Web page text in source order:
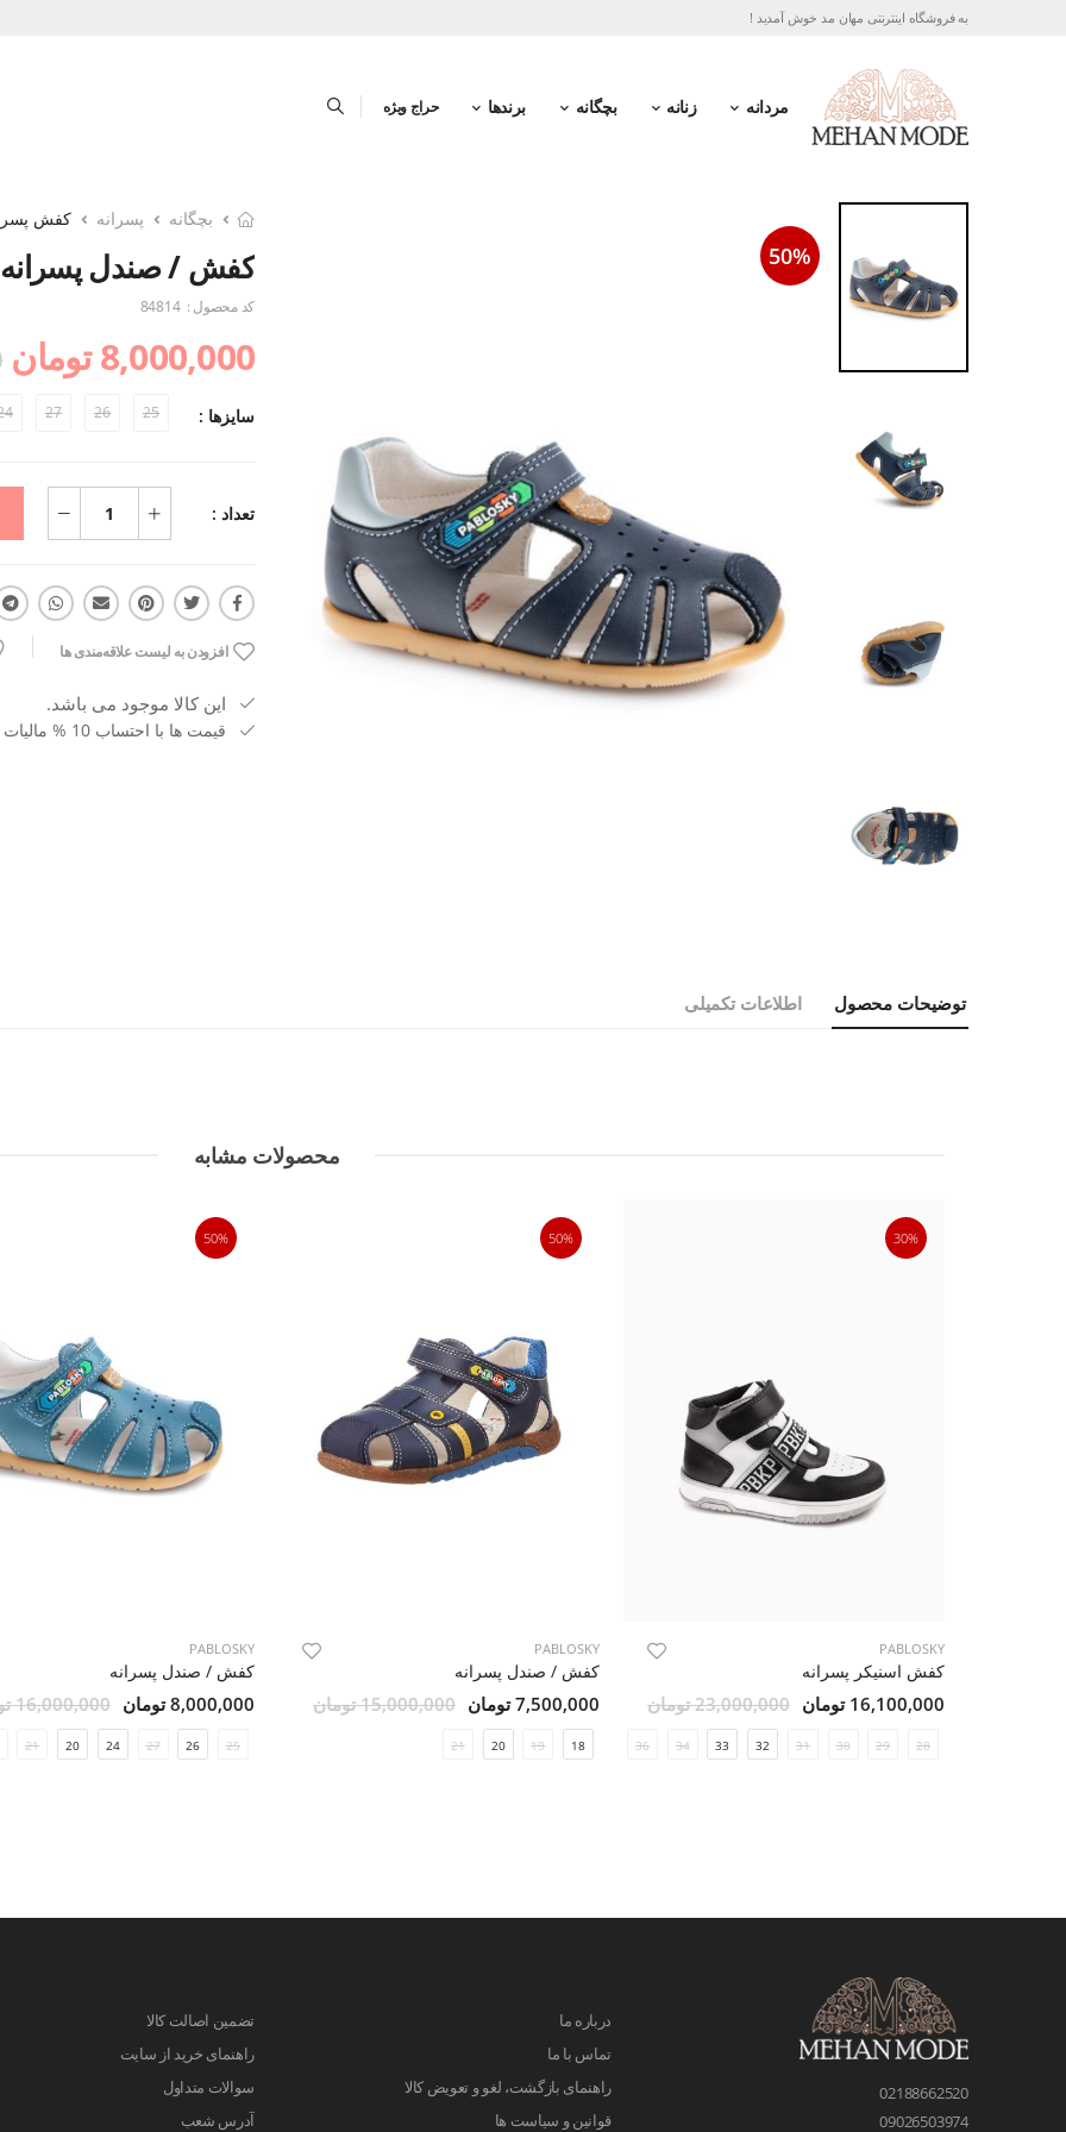
به فروشگاه اینترنتی مهان مد خوش آمدید !
مردانه زنانه بچگانه برندها حراج ویژه
50%
بچگانه پسرانه کفش
کفش / صندل پسرانه
کد محصول : 84814
8,000,000 تومان
سایزها : 25
26
27
تعداد :
افزودن به لیست علاقه‌مندی ها
این کالا موجود می باشد.
قیمت ها با احتساب 10 % مالیات بر ارزش افزوده می باشد.
توضیحات محصول اطلاعات تکمیلی
محصولات مشابه
30%
PABLOSKY
کفش اسنیکر پسرانه
16,100,000 تومان 23,000,000 تومان
28
29
30
31
32
33
34
36
50%
PABLOSKY
کفش / صندل پسرانه
7,500,000 تومان 15,000,000 تومان
18
19
20
21
50%
PABLOSKY
کفش / صندل پسرانه
8,000,000 تومان 16,000,000 تومان
25
26
27
24
20
21
02188662520
09026503974
درباره ما
تماس با ما
راهنمای بازگشت، لغو و تعویض کالا
قوانین و سیاست ها
تضمین اصالت کالا
راهنمای خرید از سایت
سوالات متداول
آدرس شعب